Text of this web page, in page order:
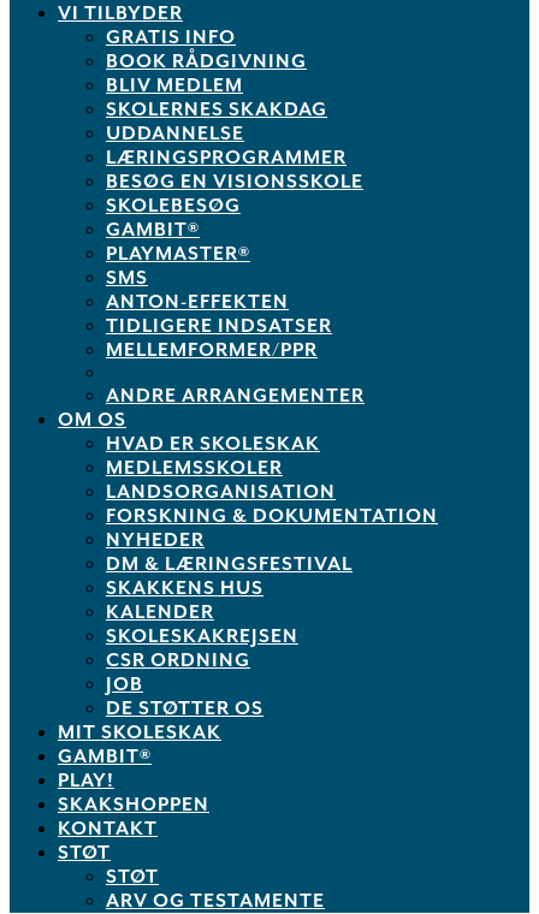
VI TILBYDER
GRATIS INFO
BOOK RÅDGIVNING
BLIV MEDLEM
SKOLERNES SKAKDAG
UDDANNELSE
LÆRINGSPROGRAMMER
BESØG EN VISIONSSKOLE
SKOLEBESØG
GAMBIT®
PLAYMASTER®
SMS
ANTON-EFFEKTEN
TIDLIGERE INDSATSER
MELLEMFORMER/PPR
ANDRE ARRANGEMENTER
OM OS
HVAD ER SKOLESKAK
MEDLEMSSKOLER
LANDSORGANISATION
FORSKNING & DOKUMENTATION
NYHEDER
DM & LÆRINGSFESTIVAL
SKAKKENS HUS
KALENDER
SKOLESKAKREJSEN
CSR ORDNING
JOB
DE STØTTER OS
MIT SKOLESKAK
GAMBIT®
PLAY!
SKAKSHOPPEN
KONTAKT
STØT
STØT
ARV OG TESTAMENTE